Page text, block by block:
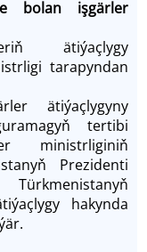
bolan işgärler
ätiýaçlygy
tarapyndan
ätiýaçlygyny
tertibi
ministrliginiň
Prezidenti
hakynda